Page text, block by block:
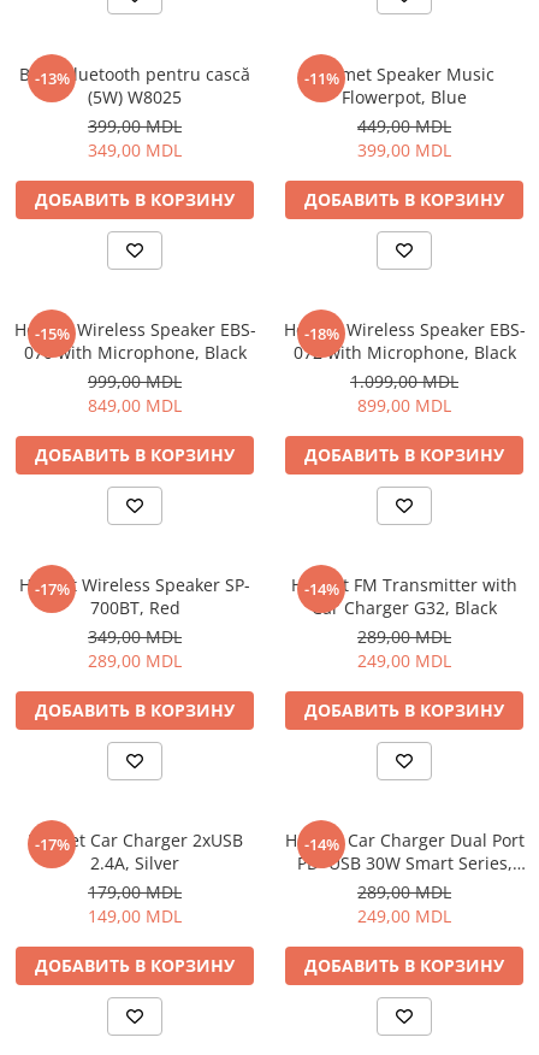
-13%
Boxă Bluetooth pentru cască
(5W) W8025
399,00 MDL
349,00 MDL
ДОБАВИТЬ В КОРЗИНУ
-11%
Helmet Speaker Music
Flowerpot, Blue
449,00 MDL
399,00 MDL
ДОБАВИТЬ В КОРЗИНУ
-15%
Helmet Wireless Speaker EBS-
070 with Microphone, Black
999,00 MDL
849,00 MDL
ДОБАВИТЬ В КОРЗИНУ
-18%
Helmet Wireless Speaker EBS-
072 with Microphone, Black
1.099,00 MDL
899,00 MDL
ДОБАВИТЬ В КОРЗИНУ
-17%
Helmet Wireless Speaker SP-
700BT, Red
349,00 MDL
289,00 MDL
ДОБАВИТЬ В КОРЗИНУ
-14%
Helmet FM Transmitter with
Car Charger G32, Black
289,00 MDL
249,00 MDL
ДОБАВИТЬ В КОРЗИНУ
-17%
Helmet Car Charger 2xUSB
2.4A, Silver
179,00 MDL
149,00 MDL
ДОБАВИТЬ В КОРЗИНУ
-14%
Helmet Car Charger Dual Port
PD+USB 30W Smart Series,
Black
289,00 MDL
249,00 MDL
ДОБАВИТЬ В КОРЗИНУ